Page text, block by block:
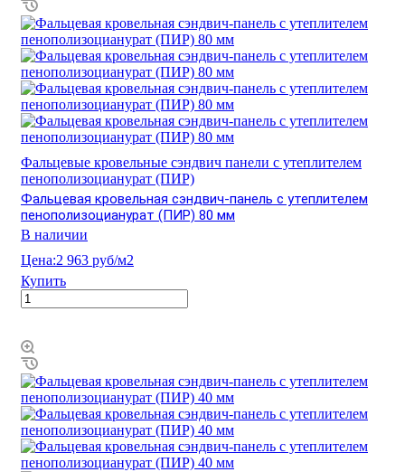
Фальцевые кровельные сэндвич панели с утеплителем
пенополизоцианурат (ПИР)
Фальцевая кровельная сэндвич-панель с утеплителем
пенополизоцианурат (ПИР) 80 мм
В наличии
Цена:2 963 руб/м2
Купить